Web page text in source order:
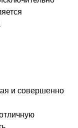
и совершенно